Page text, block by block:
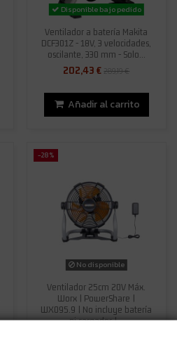
Disponible bajo pedido
Ventilador a batería Makita
DCF301Z - 18V, 3 velocidades,
oscilante, 330 mm - Solo...
202,43 € 289,19 €
Añadir al carrito
-28%
No disponible
Ventilador 25cm 20V Máx.
Worx | PowerShare |
WX095.9 | No incluye batería
ni cargador |...